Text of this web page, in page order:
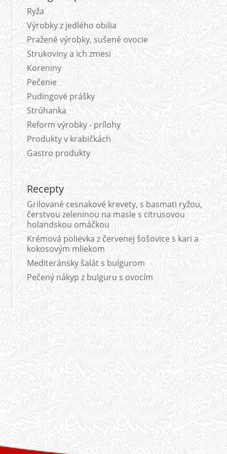
Ryža
Výrobky z jedlého obilia
Pražené výrobky, sušené ovocie
Strukoviny a ich zmesi
Koreniny
Pečenie
Pudingové prášky
Strúhanka
Reform výrobky - prílohy
Produkty v krabičkách
Gastro produkty
Recepty
Grilované cesnakové krevety, s basmati ryžou,
čerstvou zeleninou na masle s citrusovou
holandskou omáčkou
Krémová polievka z červenej šošovice s kari a
kokosovým mliekom
Mediteránsky šalát s bulgurom
Pečený nákyp z bulguru s ovocím